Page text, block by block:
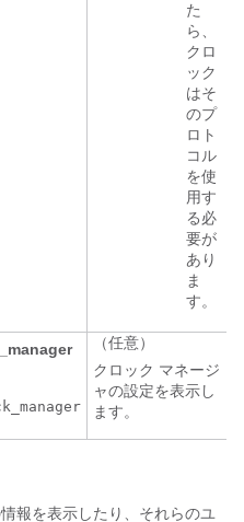
た
ら、
クロ
ック
はそ
のプ
ロト
コル
を使
用す
る必
要が
あり
ま
す。
（任意）
クロック マネージ
ャの設定を表示し
ます。
報を表示したり、それらのユ